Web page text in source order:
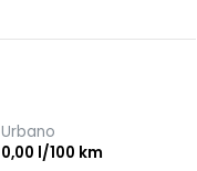
Urbano
0,00 l/100 km